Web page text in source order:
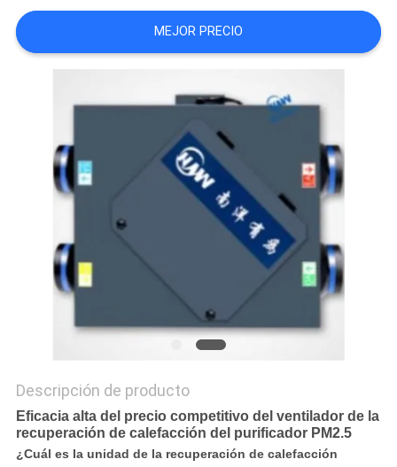
DEL
SITIO
PRIVACY
POLICY
MEJOR PRECIO
Descripción de producto
Eficacia alta del precio competitivo del ventilador de la
recuperación de calefacción del purificador PM2.5
¿Cuál es la unidad de la recuperación de calefacción